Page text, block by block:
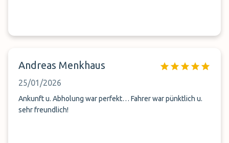
Andreas Menkhaus
25/01/2026
Ankunft u. Abholung war perfekt… Fahrer war pünktlich u.
sehr freundlich!